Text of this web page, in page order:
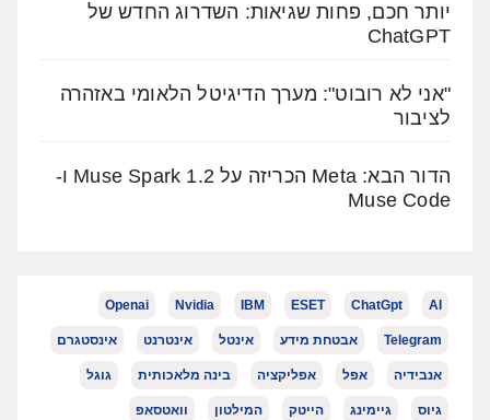
יותר חכם, פחות שגיאות: השדרוג החדש של
ChatGPT
"אני לא רובוט": מערך הדיגיטל הלאומי באזהרה
לציבור
הדור הבא: Meta הכריזה על Muse Spark 1.2 ו-
Muse Code
AI
ChatGpt
ESET
IBM
Nvidia
Openai
Telegram אבטחת מידע אינטל אינטרנט אינסטגרם
אנבידיה אפל אפליקציה בינה מלאכותית גוגל
גיוס גיימינג הייטק המילטון וואטסאפ